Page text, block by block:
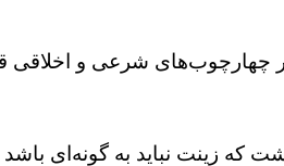
در چهارچوب‌های شرعی و
که زینت نباید به گونه‌ای